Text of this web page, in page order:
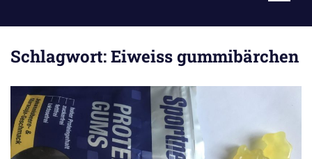
Schlagwort:Eiweiss gummibärchen